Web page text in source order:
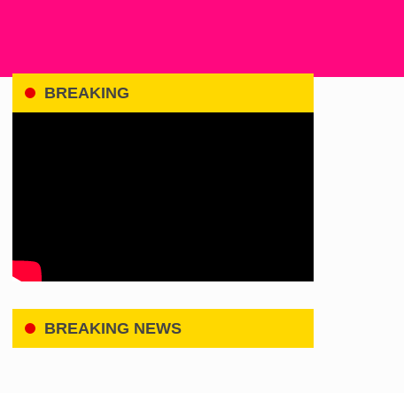
BREAKING
BREAKING NEWS